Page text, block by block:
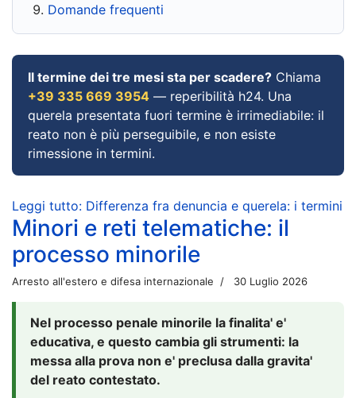
Domande frequenti
Il termine dei tre mesi sta per scadere? Chiama
+39 335 669 3954 — reperibilità h24. Una
querela presentata fuori termine è irrimediabile: il
reato non è più perseguibile, e non esiste
rimessione in termini.
Leggi tutto: Differenza fra denuncia e querela: i termini
Minori e reti telematiche: il
processo minorile
Arresto all'estero e difesa internazionale 30 Luglio 2026
Nel processo penale minorile la finalita' e'
educativa, e questo cambia gli strumenti: la
messa alla prova non e' preclusa dalla gravita'
del reato contestato.